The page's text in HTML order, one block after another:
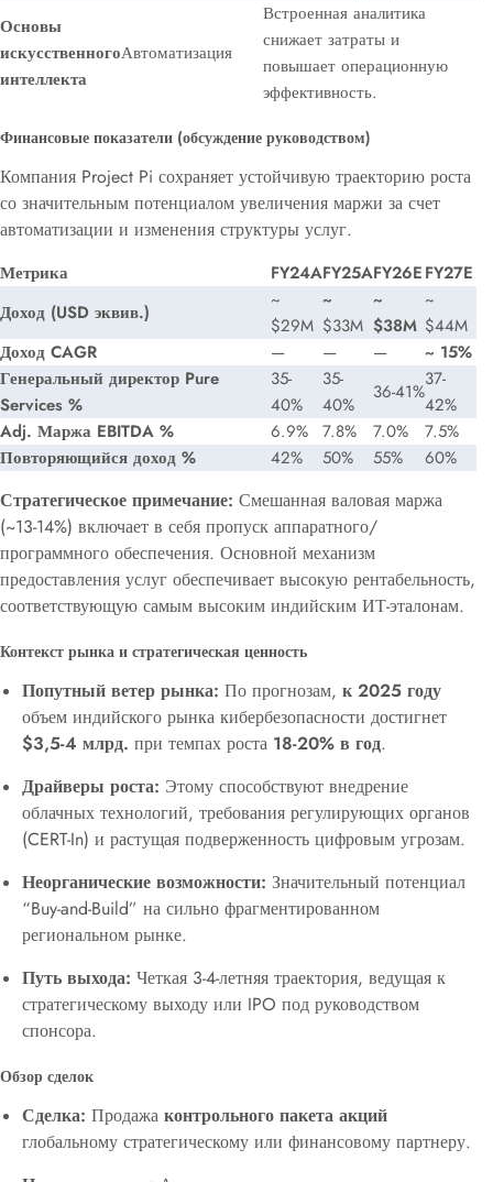
Основы
искусственного
интеллекта
Автоматизация
Встроенная аналитика
снижает затраты и
повышает операционную
эффективность.
Финансовые показатели (обсуждение руководством)
Компания Project Pi сохраняет устойчивую траекторию роста
со значительным потенциалом увеличения маржи за счет
автоматизации и изменения структуры услуг.
Метрика FY24AFY25AFY26EFY27E
Доход (USD эквив.)
~
$29M
~
$33M
~
$38M
~
$44M
Доход CAGR
— — —
~ 15%
Генеральный директор Pure
Services %
35-
40%
35-
40%
36-41%
37-
42%
Adj. Маржа EBITDA %
6.9% 7.8% 7.0%
7.5%
Повторяющийся доход %
42% 50% 55% 60%
Стратегическое примечание: Смешанная валовая маржа
(~13-14%) включает в себя пропуск аппаратного/
программного обеспечения. Основной механизм
предоставления услуг обеспечивает высокую рентабельность,
соответствующую самым высоким индийским ИТ-эталонам.
Контекст рынка и стратегическая ценность
Попутный ветер рынка: По прогнозам, к 2025 году
объем индийского рынка кибербезопасности достигнет
$3,5-4 млрд. при темпах роста 18-20% в год.
Драйверы роста: Этому способствуют внедрение
облачных технологий, требования регулирующих органов
(CERT-In) и растущая подверженность цифровым угрозам.
Неорганические возможности: Значительный потенциал
“Buy-and-Build” на сильно фрагментированном
региональном рынке.
Путь выхода: Четкая 3-4-летняя траектория, ведущая к
стратегическому выходу или IPO под руководством
спонсора.
Обзор сделок
Сделка: Продажа контрольного пакета акций
глобальному стратегическому или финансовому партнеру.